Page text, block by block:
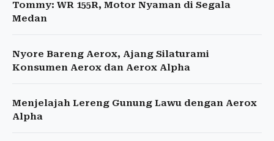
Tommy: WR 155R, Motor Nyaman di Segala
Medan
Nyore Bareng Aerox, Ajang Silaturami
Konsumen Aerox dan Aerox Alpha
Menjelajah Lereng Gunung Lawu dengan Aerox
Alpha